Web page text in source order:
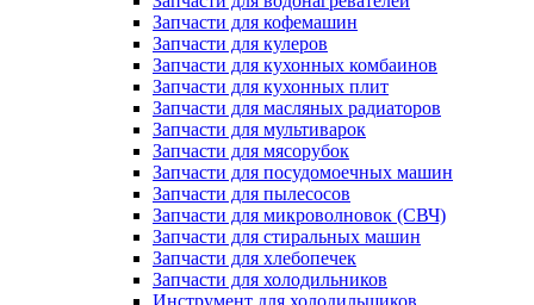
Запчасти для мультиварок
Запчасти для мясорубок
Запчасти для посудомоечных машин
Запчасти для пылесосов
Запчасти для микроволновок (СВЧ)
Запчасти для стиральных машин
Запчасти для хлебопечек
Запчасти для холодильников
Инструмент для холодильщиков
Расходные материалы для холодильщиков
Запчасти для игровых приставок
Назад
Запчасти для игровых приставок
Sony